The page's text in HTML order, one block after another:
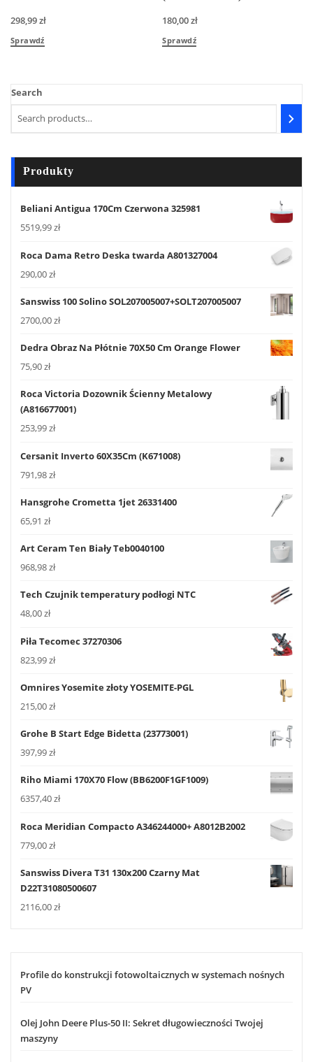
298,99zł
Sprawdź
180,00zł
Sprawdź
Search
Produkty
Beliani Antigua 170Cm Czerwona 325981
5519,99zł
Roca Dama Retro Deska twarda A801327004
290,00zł
Sanswiss 100 Solino SOL207005007+SOLT207005007
2700,00zł
Dedra Obraz Na Płótnie 70X50 Cm Orange Flower
75,90zł
Roca Victoria Dozownik Ścienny Metalowy
(A816677001)
253,99zł
Cersanit Inverto 60X35Cm (K671008)
791,98zł
Hansgrohe Crometta 1jet 26331400
65,91 zł
Art Ceram Ten Biały Teb0040100
968,98zł
Tech Czujnik temperatury podłogi NTC
48,00zł
Piła Tecomec 37270306
823,99zł
Omnires Yosemite złoty YOSEMITE-PGL
215,00zł
Grohe B Start Edge Bidetta (23773001)
397,99zł
Riho Miami 170X70 Flow (BB6200F1GF1009)
6357,40zł
Roca Meridian Compacto A346244000+ A8012B2002
779,00zł
Sanswiss Divera T31 130x200 Czarny Mat
D22T31080500607
2116,00zł
Profile do konstrukcji fotowoltaicznych w systemach nośnych
PV
Olej John Deere Plus-50 II: Sekret długowieczności Twojej
maszyny